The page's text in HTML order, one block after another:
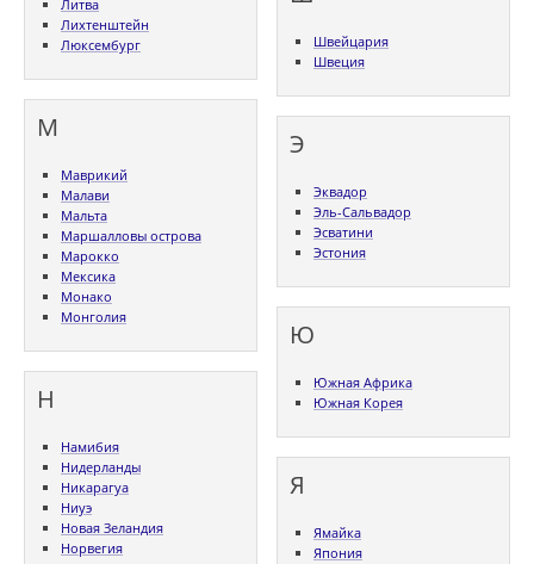
Литва
Лихтенштейн
Люксембург
М
Маврикий
Малави
Мальта
Маршалловы острова
Марокко
Мексика
Монако
Монголия
Н
Намибия
Нидерланды
Никарагуа
Ниуэ
Новая Зеландия
Норвегия
Швейцария
Швеция
Э
Эквадор
Эль-Сальвадор
Эсватини
Эстония
Ю
Южная Африка
Южная Корея
Я
Ямайка
Япония